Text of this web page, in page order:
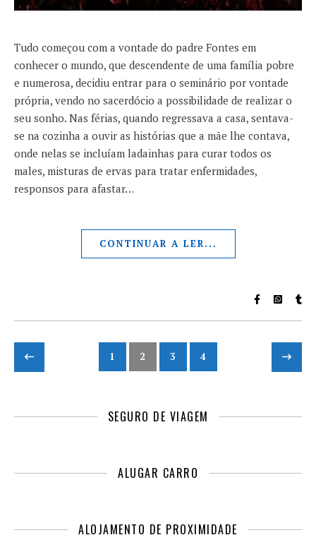
Tudo começou com a vontade do padre Fontes em
conhecer o mundo, que descendente de uma família pobre
e numerosa, decidiu entrar para o seminário por vontade
própria, vendo no sacerdócio a possibilidade de realizar o
seu sonho. Nas férias, quando regressava a casa, sentava-
se na cozinha a ouvir as histórias que a mãe lhe contava,
onde nelas se incluíam ladainhas para curar todos os
males, misturas de ervas para tratar enfermidades,
responsos para afastar…
CONTINUAR A LER...
1 2 3 4
SEGURO DE VIAGEM
ALUGAR CARRO
ALOJAMENTO DE PROXIMIDADE